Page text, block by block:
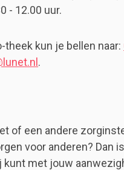
- 12.00 uur.
theek kun je bellen naar:
.
of een andere
voor anderen? Dan
met jouw